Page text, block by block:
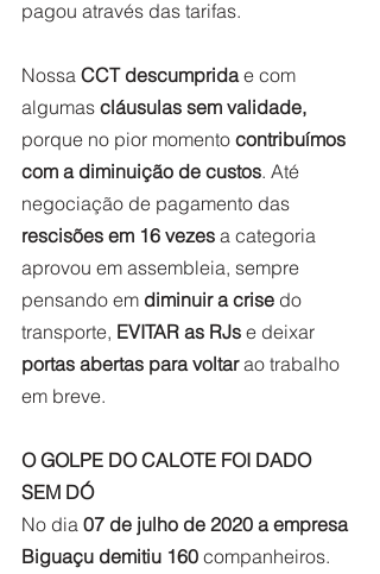
pagou através das tarifas.
Nossa CCT descumprida e com
algumas cláusulas sem validade,
porque no pior momento contribuímos
com a diminuição de custos. Até
negociação de pagamento das
rescisões em 16 vezes a categoria
aprovou em assembleia, sempre
pensando em diminuir a crise do
transporte, EVITAR as RJs e deixar
portas abertas para voltar ao trabalho
em breve.
O GOLPE DO CALOTE FOI DADO
SEM DÓ
No dia 07 de julho de 2020 a empresa
Biguaçu demitiu 160 companheiros.